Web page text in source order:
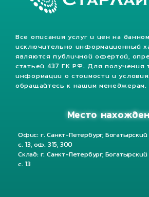
Все описания услуг и цен на
исключительно информационный
являются публичной офертой,
статьей 437 ГК РФ. Для получения
информации о стоимости и
обращайтесь к нашим менеджерам.
Место
Офис: г. Санкт-Петербург, Богатырский
с. 13, оф. 315, 300
Склад: г. Санкт-Петербург, Богатырский
с. 13